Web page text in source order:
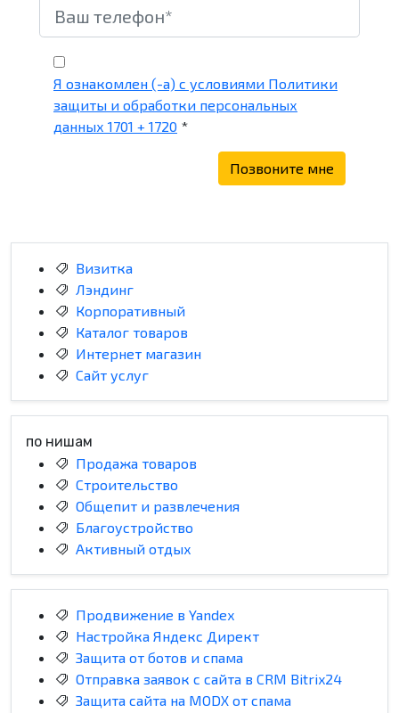
Я ознакомлен (-а) с условиями Политики
защиты и обработки персональных
данных 1701 + 1720 *
Позвоните мне
Визитка
Лэндинг
Корпоративный
Каталог товаров
Интернет магазин
Сайт услуг
по нишам
Продажа товаров
Строительство
Общепит и развлечения
Благоустройство
Активный отдых
Продвижение в Yandex
Настройка Яндекс Директ
Защита от ботов и спама
Отправка заявок с сайта в CRM Bitrix24
Защита сайта на MODX от спама